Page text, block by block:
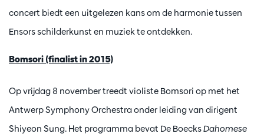
concert biedt een uitgelezen kans om de harmonie tussen
Ensors schilderkunst en muziek te ontdekken.
Bomsori (finalist in 2015)
Op vrijdag 8 november treedt violiste Bomsori op met het
Antwerp Symphony Orchestra onder leiding van dirigent
Shiyeon Sung. Het programma bevat De BoecksDahomese